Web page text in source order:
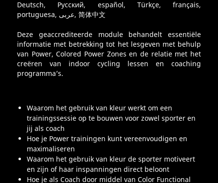
Deutsch, Pусский, español, Türkçe, français,
portuguesa, عربى, 简体中文
Deze geaccrediteerde module behandelt essentiële
informatie met betrekking tot het lesgeven met behulp
van Power, Colored Power Zones en de relatie met het
creëren van indoor cycling lessen en coaching
programma’s.
Waarom het gebruik van kleur werkt om een
trainingssessie op te bouwen voor zowel sporter en
jij als coach
Hoe je Power trainingen kunt vereenvoudigen en
maximaliseren
Waarom het gebruik van kleur de sporter motiveert
en zijn of haar inspanningen direct beloont
Hoe je als Coach door middel van Color Functional